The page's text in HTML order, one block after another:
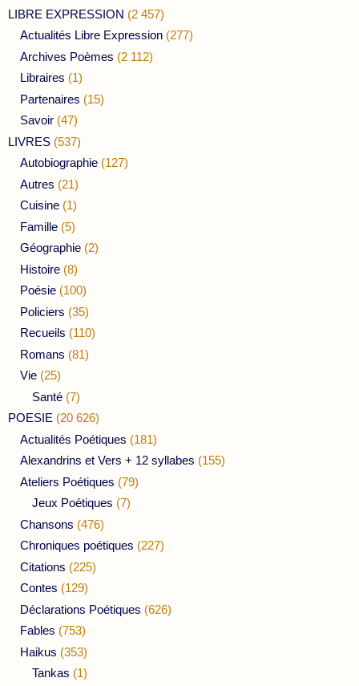
LIBRE EXPRESSION (2 457)
Actualités Libre Expression (277)
Archives Poèmes (2 112)
Libraires (1)
Partenaires (15)
Savoir (47)
LIVRES (537)
Autobiographie (127)
Autres (21)
Cuisine (1)
Famille (5)
Géographie (2)
Histoire (8)
Poésie (100)
Policiers (35)
Recueils (110)
Romans (81)
Vie (25)
Santé (7)
POESIE (20 626)
Actualités Poétiques (181)
Alexandrins et Vers + 12 syllabes (155)
Ateliers Poétiques (79)
Jeux Poétiques (7)
Chansons (476)
Chroniques poétiques (227)
Citations (225)
Contes (129)
Déclarations Poétiques (626)
Fables (753)
Haikus (353)
Tankas (1)